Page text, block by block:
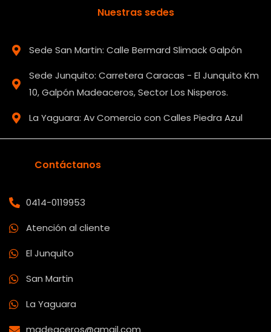
Contáctanos
0414-0119953
Atención al cliente
El Junquito
San Martin
La Yaguara
madeaceros@gmail.com
Nuestras sedes
Sede San Martin: Calle Bermard Slimack Galpón
Sede Junquito: Carretera Caracas - El Junquito Km
10, Galpón Madeaceros, Sector Los Nisperos.
La Yaguara: Av Comercio con Calles Piedra Azul